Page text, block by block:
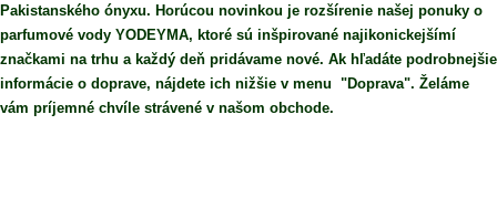
Pakistanského ónyxu. Horúcou novinkou je rozšírenie našej ponuky o
parfumové vody YODEYMA, ktoré sú inšpirované najikonickejšímí
značkami na trhu a každý deň pridávame nové. Ak hľadáte podrobnejšie
informácie o doprave, nájdete ich nižšie v menu "Doprava". Želáme
vám príjemné chvíle strávené v našom obchode.